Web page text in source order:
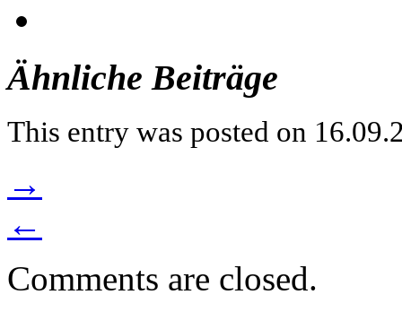
Ähnliche Beiträge
This entry was posted on
→
←
Comments are closed.